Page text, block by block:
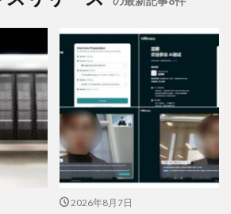
2026年8月7日